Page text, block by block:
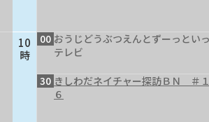
10
時
00 おうじどうぶつえんとずーっとい
テレビ
30 きしわだネイチャー探訪ＢＮ ＃
６